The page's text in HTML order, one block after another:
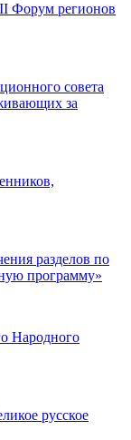
Форум регионов
совета
за
разделов по
программу»
Народного
русское